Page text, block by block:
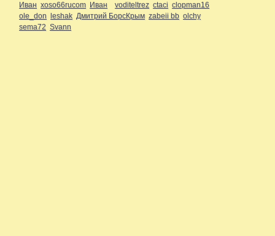
Иван xoso66rucom Иван voditeltrez ctaci clopman16
ole_don leshak Дмитрий БорсКрым zabeii bb olchy
sema72 Svann